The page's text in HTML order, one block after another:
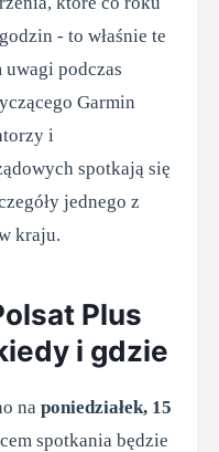
- to właśnie te
podczas
Garmin
i
spotkają się
jednego z
kraju.
Plus
i gdzie
na poniedziałek, 15
spotkania będzie